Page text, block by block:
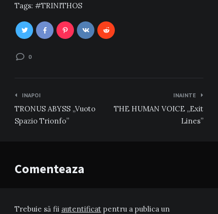
Tags: TRINITHOS
0
Navigare
în
articole
INAPOI
TRONUS ABYSS „Vuoto
Spazio Trionfo”
INAINTE
THE HUMAN VOICE „Exit
Lines”
Comenteaza
Trebuie să fii autentificat pentru a publica un